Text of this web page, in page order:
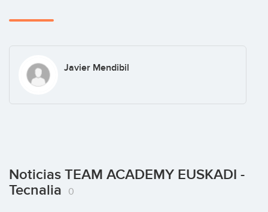
Javier Mendibil
Noticias TEAM ACADEMY EUSKADI -
Tecnalia
0